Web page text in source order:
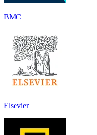
BMC
Elsevier